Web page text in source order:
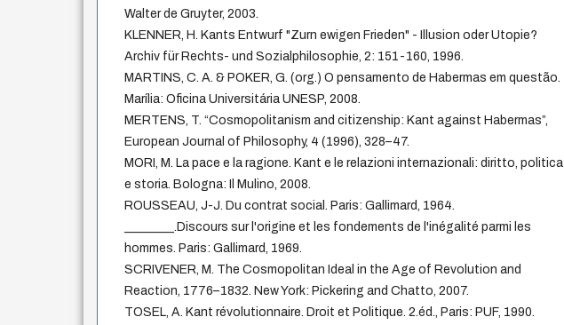
Walter de Gruyter, 2003.
KLENNER, H. Kants Entwurf "Zurn ewigen Frieden" - Illusion oder Utopie?
Archiv für Rechts- und Sozialphilosophie, 2: 151-160, 1996.
MARTINS, C. A. & POKER, G. (org.) O pensamento de Habermas em questão.
Marília: Oficina Universitária UNESP, 2008.
MERTENS, T. “Cosmopolitanism and citizenship: Kant against Habermas”,
European Journal of Philosophy, 4 (1996), 328–47.
MORI, M. La pace e la ragione. Kant e le relazioni internazionali: diritto, politica
e storia. Bologna: Il Mulino, 2008.
ROUSSEAU, J-J. Du contrat social. Paris: Gallimard, 1964.
________.Discours sur l'origine et les fondements de l'inégalité parmi les
hommes. Paris: Gallimard, 1969.
SCRIVENER, M. The Cosmopolitan Ideal in the Age of Revolution and
Reaction, 1776–1832. New York: Pickering and Chatto, 2007.
TOSEL, A. Kant révolutionnaire. Droit et Politique. 2.éd., Paris: PUF, 1990.